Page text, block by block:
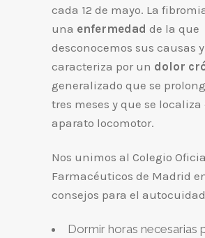
cada 12 de mayo. La
una enfermedad de la que
desconocemos sus causas y
caracteriza por un dolor
generalizado que se
tres meses y que se localiza
aparato locomotor.
Nos unimos al Colegio
Farmacéuticos de Madrid
consejos para el
Dormir horas necesarias